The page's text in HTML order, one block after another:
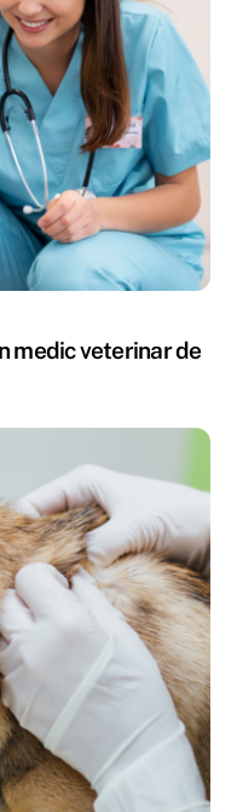
medic veterinar de